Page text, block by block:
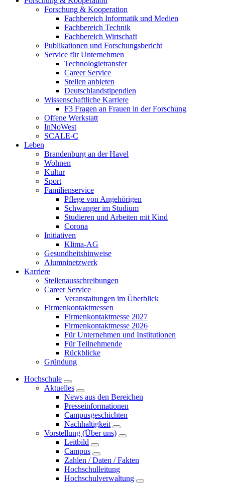
Forschung & Kooperation
Fachbereich Informatik und Medien
Fachbereich Technik
Fachbereich Wirtschaft
Publikationen und Forschungsbericht
Service für Unternehmen
Technologietransfer
Career Service
Stellen anbieten
Deutschlandstipendien
Wissenschaftliche Karriere
F3 Fragen an Frauen in der Forschung
Offene Werkstatt
InNoWest
SCALE-C
Leben
Brandenburg an der Havel
Wohnen
Kultur
Sport
Familienservice
Pflege von Angehörigen
Schwanger im Studium
Studieren und Arbeiten mit Kind
Corona
Initiativen
Klima-AG
Gesundheitshinweise
Alumninetzwerk
Karriere
Stellenausschreibungen
Career Service
Veranstaltungen im Überblick
Firmenkontaktmessen
Firmenkontaktmesse 2027
Firmenkontaktmesse 2026
Für Unternehmen und Institutionen
Für Teilnehmende
Rückblicke
Gründung
Hochschule
Aktuelles
News aus den Bereichen
Presseinformationen
Campusgeschichten
Nachhaltigkeit
Vorstellung (Über uns)
Leitbild
Campus
Zahlen / Daten / Fakten
Hochschulleitung
Hochschulverwaltung